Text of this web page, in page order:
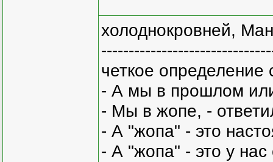
холоднокровней,
четкое
- А мы в прошлом
- Мы в жопе, -
- А "жопа" - это
- А "жопа" - это у